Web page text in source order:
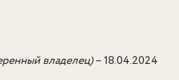
владелец)–18.04.2024